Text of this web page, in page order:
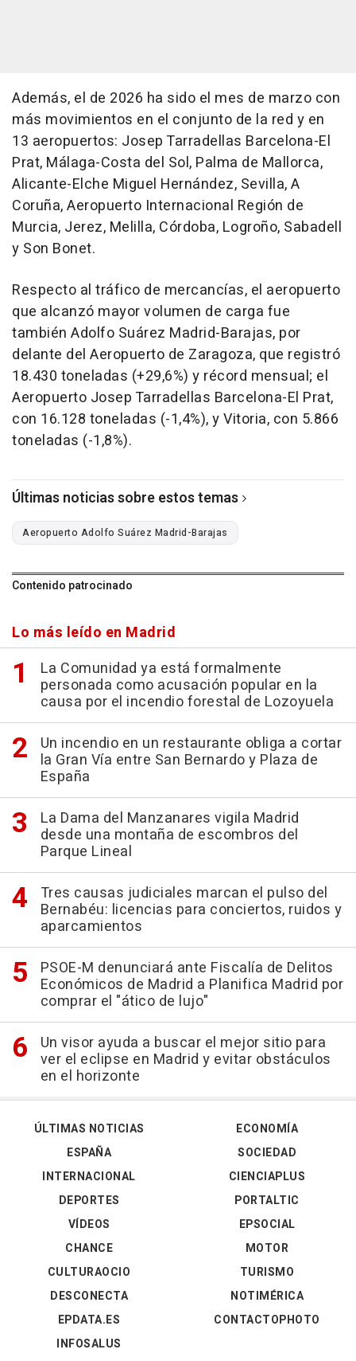
Además, el de 2026 ha sido el mes de marzo con
más movimientos en el conjunto de la red y en
13 aeropuertos: Josep Tarradellas Barcelona-El
Prat, Málaga-Costa del Sol, Palma de Mallorca,
Alicante-Elche Miguel Hernández, Sevilla, A
Coruña, Aeropuerto Internacional Región de
Murcia, Jerez, Melilla, Córdoba, Logroño, Sabadell
y Son Bonet.
Respecto al tráfico de mercancías, el aeropuerto
que alcanzó mayor volumen de carga fue
también Adolfo Suárez Madrid-Barajas, por
delante del Aeropuerto de Zaragoza, que registró
18.430 toneladas (+29,6%) y récord mensual; el
Aeropuerto Josep Tarradellas Barcelona-El Prat,
con 16.128 toneladas (-1,4%), y Vitoria, con 5.866
toneladas (-1,8%).
Últimas noticias sobre estos temas
Aeropuerto Adolfo Suárez Madrid-Barajas
Contenido patrocinado
Lo más leído en Madrid
La Comunidad ya está formalmente
personada como acusación popular en la
causa por el incendio forestal de Lozoyuela
Un incendio en un restaurante obliga a cortar
la Gran Vía entre San Bernardo y Plaza de
España
La Dama del Manzanares vigila Madrid
desde una montaña de escombros del
Parque Lineal
Tres causas judiciales marcan el pulso del
Bernabéu: licencias para conciertos, ruidos y
aparcamientos
PSOE-M denunciará ante Fiscalía de Delitos
Económicos de Madrid a Planifica Madrid por
comprar el "ático de lujo"
Un visor ayuda a buscar el mejor sitio para
ver el eclipse en Madrid y evitar obstáculos
en el horizonte
ÚLTIMAS NOTICIAS
ESPAÑA
INTERNACIONAL
DEPORTES
VÍDEOS
ECONOMÍA
SOCIEDAD
CIENCIAPLUS
PORTALTIC
EPSOCIAL
CHANCE
CULTURAOCIO
DESCONECTA
EPDATA.ES
INFOSALUS
MOTOR
TURISMO
NOTIMÉRICA
CONTACTOPHOTO